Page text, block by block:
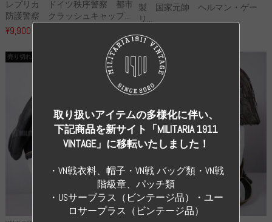
レプリカ ドイツ秩序警察 都市
防護警察 クラッシュキャップ...
¥9,900
製 国家元帥 ヘルマン・ゲー
リ...
¥55,000
売り切れ 売り切れ
取り扱いアイテムの多様化に伴い、
下記商品を新サイト「MILITARIA 1911
VINTAGE」に移転いたしました！
・VN戦衣料、帽子・VN戦 バッグ類・VN戦
階級章、パッチ類
・USサーブラス（ビンテージ品）・ユー
ロサープラス（ビンテージ品）